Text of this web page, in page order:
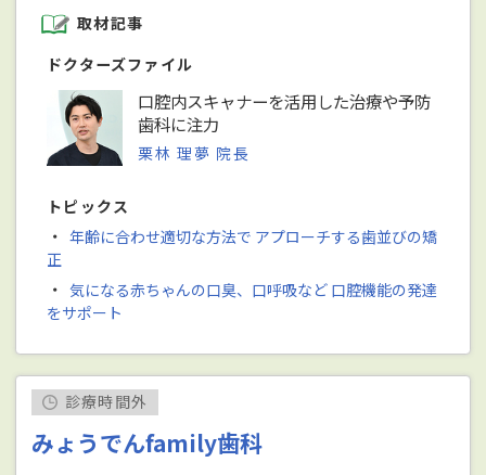
取材記事
ドクターズファイル
口腔内スキャナーを活用した治療や予防
歯科に注力
栗林 理夢 院長
トピックス
・ 年齢に合わせ適切な方法で アプローチする歯並びの矯
正
・ 気になる赤ちゃんの口臭、口呼吸など 口腔機能の発達
をサポート
診療時間外
みょうでんfamily歯科